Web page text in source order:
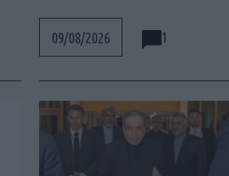
09/08/2026 1